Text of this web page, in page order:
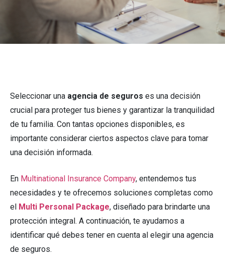
Seleccionar una agencia de seguros es una decisión
crucial para proteger tus bienes y garantizar la tranquilidad
de tu familia. Con tantas opciones disponibles, es
importante considerar ciertos aspectos clave para tomar
una decisión informada.
En Multinational Insurance Company, entendemos tus
necesidades y te ofrecemos soluciones completas como
el Multi Personal Package, diseñado para brindarte una
protección integral. A continuación, te ayudamos a
identificar qué debes tener en cuenta al elegir una agencia
de seguros.